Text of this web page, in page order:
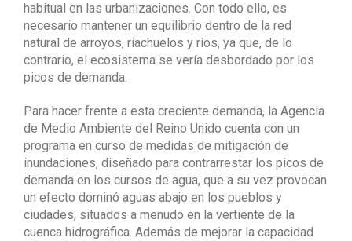
habitual en las urbanizaciones. Con todo ello, es
necesario mantener un equilibrio dentro de la red
natural de arroyos, riachuelos y ríos, ya que, de lo
contrario, el ecosistema se vería desbordado por los
picos de demanda.
Para hacer frente a esta creciente demanda, la Agencia
de Medio Ambiente del Reino Unido cuenta con un
programa en curso de medidas de mitigación de
inundaciones, diseñado para contrarrestar los picos de
demanda en los cursos de agua, que a su vez provocan
un efecto dominó aguas abajo en los pueblos y
ciudades, situados a menudo en la vertiente de la
cuenca hidrográfica. Además de mejorar la capacidad